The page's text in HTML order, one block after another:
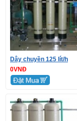
Dây chuyền 125 lít/h
0VNĐ